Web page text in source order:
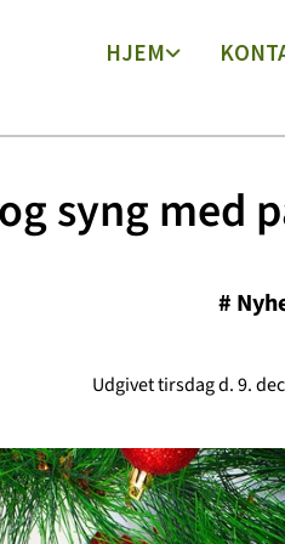
HJEM
syng med
#
Udgivet tirsdag d. 9.